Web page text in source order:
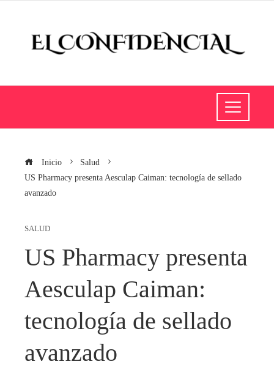
Inicio
Salud
US Pharmacy presenta Aesculap Caiman: tecnología de sellado
avanzado
SALUD
US Pharmacy presenta
Aesculap Caiman:
tecnología de sellado
avanzado